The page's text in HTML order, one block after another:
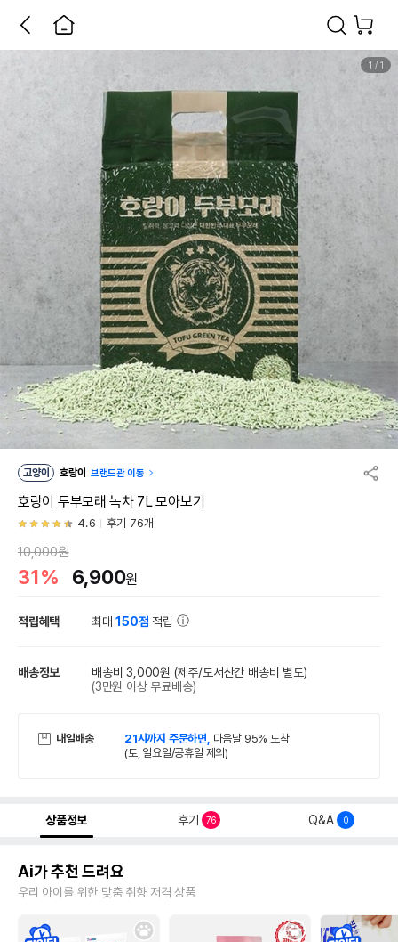
1 / 1
고양이 호랑이 브랜드관 이동
호랑이 두부모래 녹차 7L 모아보기
4.6 후기 76개
10,000원
31% 6,900원
적립혜택 최대150점 적립
배송정보 배송비 3,000원 (제주/도서산간 배송비 별도)
(3만원 이상 무료배송)
내일배송 21시까지 주문하면, 다음날 95% 도착
(토, 일요일/공휴일 제외)
상품정보 후기 76 Q&A 0
Ai가 추천 드려요
우리 아이를 위한 맞춤 취향 저격 상품